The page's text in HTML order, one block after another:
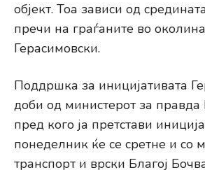
објект. Тоа зависи од
пречи на граѓаните во
Герасимовски.
Поддршка за иницијативата
доби од министерот за
пред кого ја претстави
понеделник ќе се сретне и со
транспорт и врски Благој